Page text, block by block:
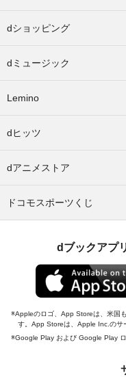
dショッピング
dミュージック
Lemino
dヒッツ
dアニメストア
ドコモスポーツくじ
dブックアプ
Appleのロゴ、App Storeは、米国
す。App Storeは、Apple Inc.のサ
Google Play および Google Play